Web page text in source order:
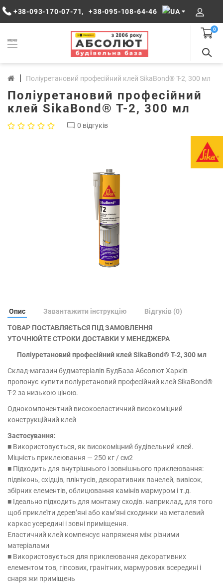
+38-093-170-07-71, +38-095-108-64-46
MENU
0
Поліуретановий професійний клей SikaBond® T-2, 300 мл
Поліуретановий професійний
клей SikaBond® T-2, 300 мл
0 відгуків
Опис Завантажити інструкцію Відгуків (0)
ТОВАР ПОСТАВЛЯЄТЬСЯ ПІД ЗАМОВЛЕННЯ
УТОЧНЮЙТЕ СТРОКИ ДОСТАВКИ У МЕНЕДЖЕРА
Поліуретановий професійний клей SikaBond® T-2, 300 мл
Склад-магазин будматеріалів БудБаза Абсолют Харків
пропонує купити поліуретановий професійний клей SikaBond®
T-2 за низькою ціною.
Однокомпонентний високоеластичний високоміцний
конструкційний клей
Застосування:
■ Використовується, як високоміцний будівельний клей.
Міцність приклеювання — 250 кг / см2
■ Підходить для внутрішнього і зовнішнього приклеювання:
підвіконь, східців, плінтусів, декоративних панелей, вивісок,
збірних елементів, облицювання камінів мармуром і т.д.
■ Ідеально підходить для монтажу сходів. наприклад, для того
щоб приклеїти дерев’яні або кам’яні сходинки на металевий
каркас усередині і зовні приміщення.
Еластичний клей компенсує напряженя між різними
матеріалами
■ Використовується для приклеювання декоративних
елементом тов, гіпсових, гранітних, мармурових всередині і
снаря жи приміщень